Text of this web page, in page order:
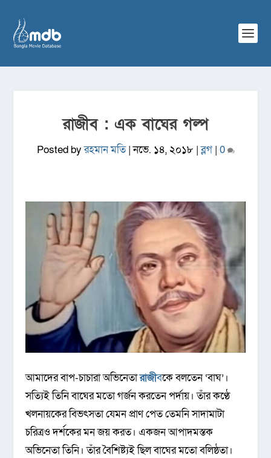
রাজীব : এক বাঘের গল্প
Posted byরহমান মতি|নভে. ১৪, ২০১৮ |ব্লগ| 0
আমাদের বাপ-চাচারা অভিনেতারাজীবকে বলতেন ‘বাঘ’।
সত্যিই তিনি বাঘের মতো গর্জন করতেন পর্দায়। তাঁর কণ্ঠে
খলনায়কের বিভৎসতা যেমন প্রাণ পেত তেমনি সাদামাটা
চরিত্রও দর্শকের মন জয় করত। একজন আপাদমস্তক
অভিনেতা তিনি। তাঁর বৈশিষ্ট্যই ছিল বাঘের মতো বলিষ্ঠতা।